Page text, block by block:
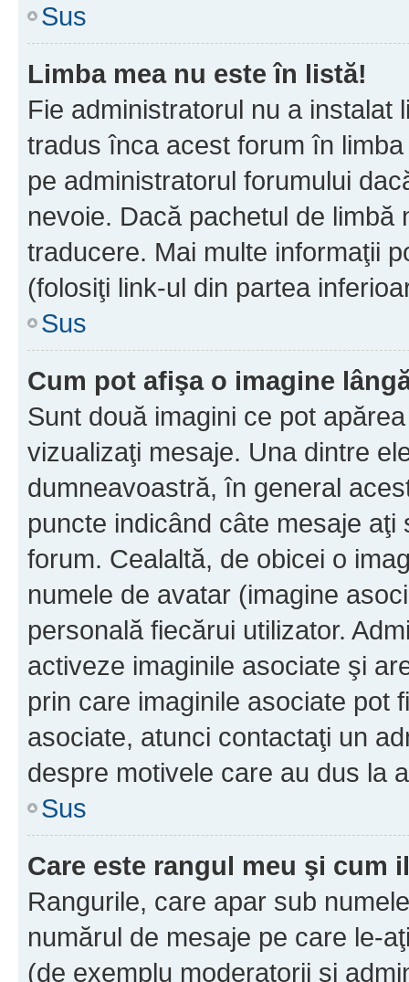
Sus
Limba mea nu este în listă!
Fie administratorul nu a instalat
tradus înca acest forum în
pe administratorul forumului
nevoie. Dacă pachetul de
traducere. Mai multe informaţii
(folosiţi link-ul din partea
Sus
Cum pot afişa o imagine
Sunt două imagini ce pot
vizualizaţi mesaje. Una dintre
dumneavoastră, în general
puncte indicând câte mesaje
forum. Cealaltă, de obicei o
numele de avatar (imagine
personală fiecărui utilizator.
activeze imaginile asociate şi
prin care imaginile asociate pot
asociate, atunci contactaţi un
despre motivele care au dus la
Sus
Care este rangul meu şi cum
Rangurile, care apar sub
numărul de mesaje pe care le-
(de exemplu moderatorii şi